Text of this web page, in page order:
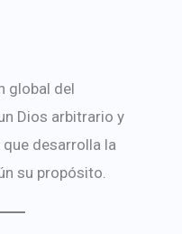
global del
Dios arbitrario y
desarrolla la
su propósito.